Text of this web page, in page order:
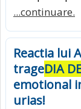
...continuare.
Reactia lui
trageDIA
emotional
urias!